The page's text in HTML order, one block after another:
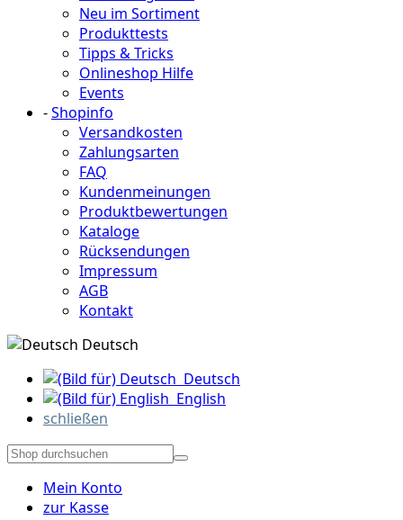
Neu im Sortiment
Produkttests
Tipps & Tricks
Onlineshop Hilfe
Events
-Shopinfo
Versandkosten
Zahlungsarten
FAQ
Kundenmeinungen
Produktbewertungen
Kataloge
Rücksendungen
Impressum
AGB
Kontakt
Deutsch
Deutsch
English
schließen
Mein Konto
zur Kasse